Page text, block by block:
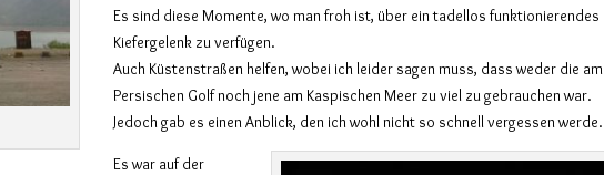
Es sind diese Momente, wo man froh ist, über ein tadellos funktionierendes
Kiefergelenk zu verfügen.
Auch Küstenstraßen helfen, wobei ich leider sagen muss, dass weder die am
Persischen Golf noch jene am Kaspischen Meer zu viel zu gebrauchen war.
Jedoch gab es einen Anblick, den ich wohl nicht so schnell vergessen werde.
Es war auf der